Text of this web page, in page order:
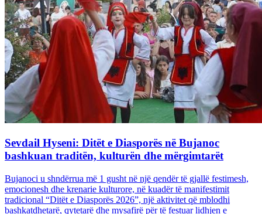
Sevdail Hyseni: Ditët e Diasporës në Bujanoc
bashkuan traditën, kulturën dhe mërgimtarët
Bujanoci u shndërrua më 1 gusht në një qendër të gjallë festimesh,
emocionesh dhe krenarie kulturore, në kuadër të manifestimit
tradicional “Ditët e Diasporës 2026”, një aktivitet që mblodhi
bashkatdhetarë, qytetarë dhe mysafirë për të festuar lidhjen e